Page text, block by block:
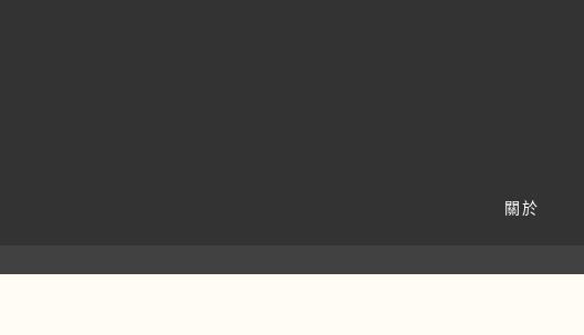
關於